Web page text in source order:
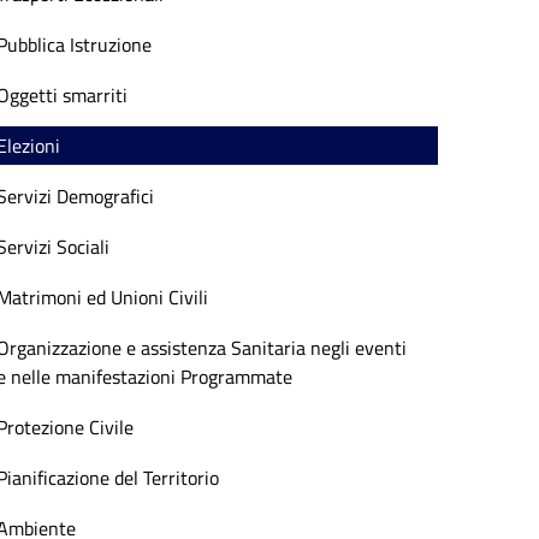
Istruzione
smarriti
Demografici
Sociali
ed Unioni Civili
e assistenza Sanitaria negli eventi
nelle manifestazioni Programmate
Civile
del Territorio